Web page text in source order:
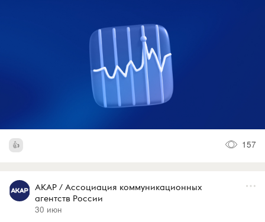
157
АКАР / Ассоциация коммуникационных
агентств России
30 июн